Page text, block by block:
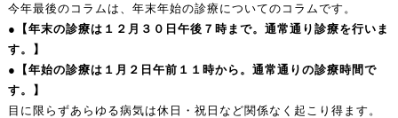
今年最後のコラムは、年末年始の診療についてのコラムです。
●【年末の診療は１２月３０日午後７時まで。通常通り診療を行いま
す。】
●【年始の診療は１月２日午前１１時から。通常通りの診療時間で
す。】
目に限らずあらゆる病気は休日・祝日など関係なく起こり得ます。